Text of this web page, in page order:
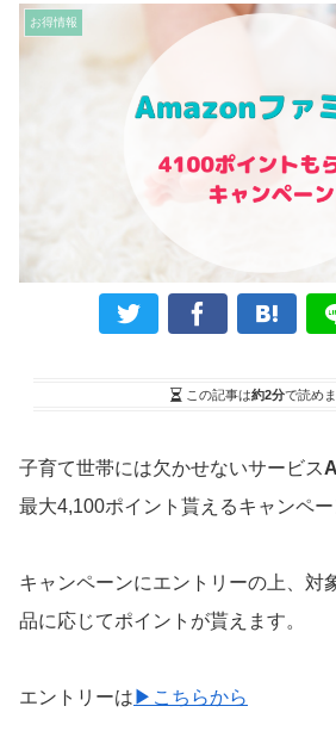
お得情報
この記事は約2分で読めま
子育て世帯には欠かせないサービス
最大4,100ポイント貰えるキャンペー
キャンペーンにエントリーの上、対
品に応じてポイントが貰えます。
エントリーは ▶こちらから